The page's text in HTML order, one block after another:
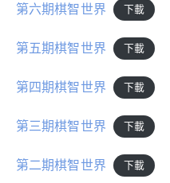
第六期棋智世界 下載
第五期棋智世界 下載
第四期棋智世界 下載
第三期棋智世界 下載
第二期棋智世界 下載